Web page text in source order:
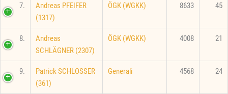
7.
Andreas PFEIFER
(1317)
ÖGK (WGKK) 8633 45
8.
Andreas
SCHLÄGNER (2307)
ÖGK (WGKK) 4008 21
9.
Patrick SCHLOSSER
(361)
Generali 4568 24